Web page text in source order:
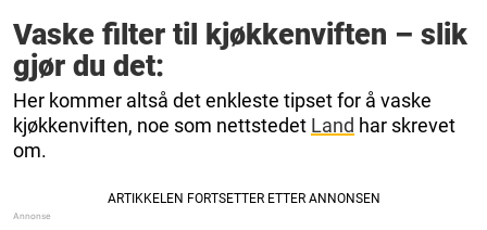
Vaske filter til kjøkkenviften – slik
gjør du det:
Her kommer altså det enkleste tipset for å vaske
kjøkkenviften, noe som nettstedet Land har skrevet
om.